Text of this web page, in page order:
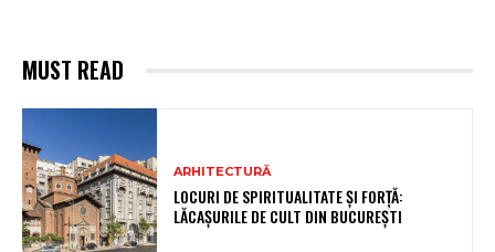
MUST READ
ARHITECTURĂ
LOCURI DE SPIRITUALITATE ȘI FORȚĂ:
LĂCAȘURILE DE CULT DIN BUCUREȘTI